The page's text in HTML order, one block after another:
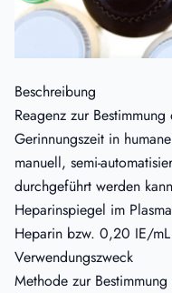
Beschreibung
Reagenz zur
Gerinnungszeit in
manuell, semi-
durchgeführt werden
Heparinspiegel im
Heparin bzw. 0,20 IE/
Verwendungszweck
Methode zur